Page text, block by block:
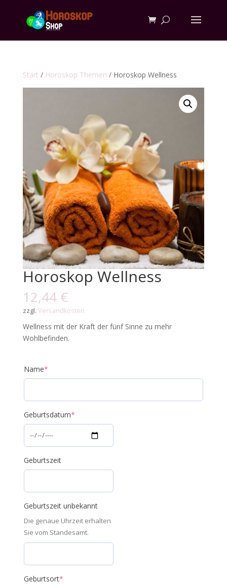
Start / Horoskop Themen / Horoskop Wellness
Horoskop Wellness
12,44 €
zzgl. Versandkosten
Wellness mit der Kraft der fünf Sinne zu mehr
Wohlbefinden.
Name*
Geburtsdatum*
Geburtszeit
Geburtszeit unbekannt
Die genaue Uhrzeit erhalten
Sie vom Standesamt.
Geburtsort*